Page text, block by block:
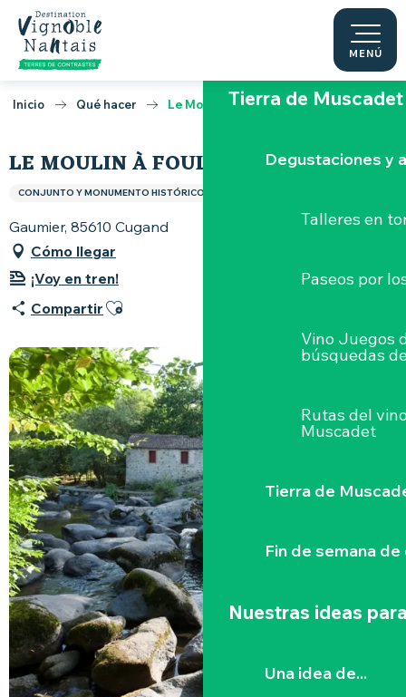
Aller
contenu
principal
MENÚ
Parque
Tierra de Muscadet
Degustaciones y
Talleres en
Paseos por
Vino Juegos
búsquedas
Rutas del
Muscadet
Tierra de
Fin de semana
Nuestras ideas
Una idea de...
Inicio Qué hacer Le Moulin à foulon
LE MOULIN À FOULON
CONJUNTO Y MONUMENTO HISTÓRICO
Gaumier, 85610 Cugand
Cómo llegar
¡Voy en tren!
Compartir Ajouter aux favoris